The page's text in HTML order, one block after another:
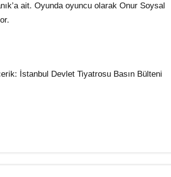
ait. Oyunda oyuncu olarak Onur Soysal
İstanbul Devlet Tiyatrosu Basın Bülteni